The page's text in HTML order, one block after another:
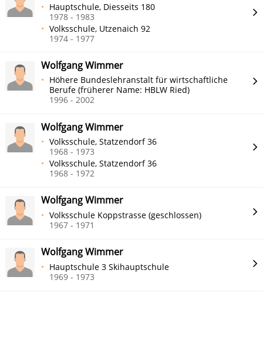
Hauptschule, Diesseits 180
1978 - 1983
Volksschule, Utzenaich 92
1974 - 1977
Wolfgang Wimmer
Höhere Bundeslehranstalt für wirtschaftliche
Berufe (früherer Name: HBLW Ried)
1996 - 2002
Wolfgang Wimmer
Volksschule, Statzendorf 36
1968 - 1973
Volksschule, Statzendorf 36
1968 - 1972
Wolfgang Wimmer
Volksschule Koppstrasse (geschlossen)
1967 - 1971
Wolfgang Wimmer
Hauptschule 3 Skihauptschule
1969 - 1973